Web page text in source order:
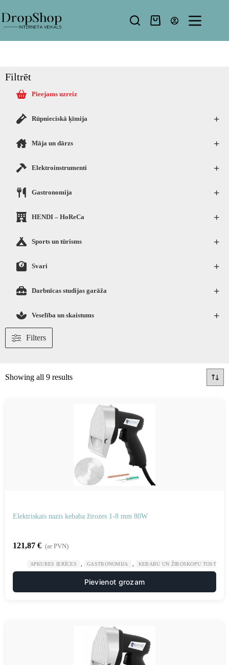
Filtrēt
Pieejams uzreiz
+
Rūpnieciskā ķīmija
+
Māja un dārzs
+
Elektroinstrumenti
+
Gastronomija
+
HENDI – HoReCa
+
Sports un tūrisms
+
Svari
+
Darbnīcas studijas garāža
+
Veselība un skaistums
Filters
Showing all 9 results
Elektriskais nazis kebaba žirozes 1-8 mm 80W
121,87 € (ar PVN)
APKURES IERĪCES GASTRONOMIJA KEBABU UN ŽIROSKOPU TOSTERI
Pievienot grozam